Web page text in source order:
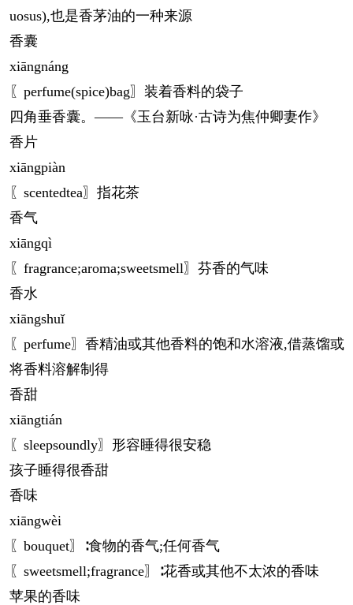
uosus),也是香茅油的一种来源
香囊
xiāngnáng
〖perfume(spice)bag〗装着香料的袋子
四角垂香囊。——《玉台新咏·古诗为焦仲卿妻作》
香片
xiāngpiàn
〖scentedtea〗指花茶
香气
xiāngqì
〖fragrance;aroma;sweetsmell〗芬香的气味
香水
xiāngshuǐ
〖perfume〗香精油或其他香料的饱和水溶液,借蒸馏或
将香料溶解制得
香甜
xiāngtián
〖sleepsoundly〗形容睡得很安稳
孩子睡得很香甜
香味
xiāngwèi
〖bouquet〗∶食物的香气;任何香气
〖sweetsmell;fragrance〗∶花香或其他不太浓的香味
苹果的香味